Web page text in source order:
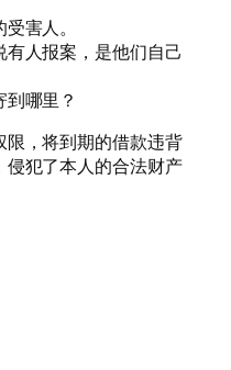
害人。
人报案，是他们自己
哪里？
限，将到期的借款违背
犯了本人的合法财产